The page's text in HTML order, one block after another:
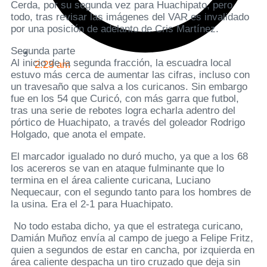
2:23 am
Cerda, por su segunda vez para Huachipato, pero
todo, tras revisar las imágenes del VAR es invalidado
por una posición de adelanto de Cris Martínez.
Segunda parte
Al inicio de la segunda fracción, la escuadra local
estuvo más cerca de aumentar las cifras, incluso con
un travesaño que salva a los curicanos. Sin embargo
fue en los 54 que Curicó, con más garra que futbol,
tras una serie de rebotes logra echarla adentro del
pórtico de Huachipato, a través del goleador Rodrigo
Holgado, que anota el empate.
El marcador igualado no duró mucho, ya que a los 68
los acereros se van en ataque fulminante que lo
termina en el área caliente curicana, Luciano
Nequecaur, con el segundo tanto para los hombres de
la usina. Era el 2-1 para Huachipato.
No todo estaba dicho, ya que el estratega curicano,
Damián Muñoz envía al campo de juego a Felipe Fritz,
quien a segundos de estar en cancha, por izquierda en
área caliente despacha un tiro cruzado que deja sin